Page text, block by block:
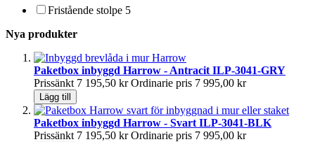
Fristående stolpe 5
Nya produkter
Paketbox inbyggd Harrow - Antracit ILP-3041-GRY
Prissänkt 7 195,50 kr Ordinarie pris 7 995,00 kr
Lägg till
Paketbox inbyggd Harrow - Svart ILP-3041-BLK
Prissänkt 7 195,50 kr Ordinarie pris 7 995,00 kr